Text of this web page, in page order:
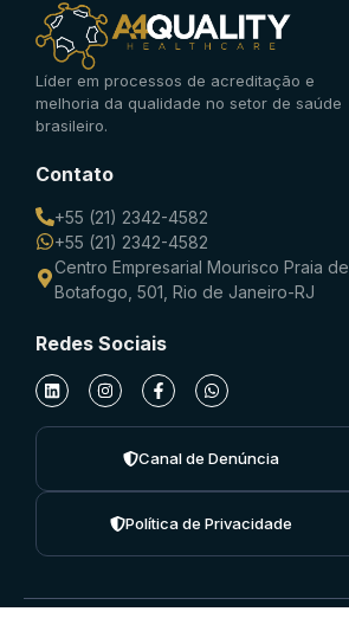
Líder em processos de acreditação e
melhoria da qualidade no setor de saúde
brasileiro.
Contato
+55 (21) 2342-4582
+55 (21) 2342-4582
Centro Empresarial Mourisco Praia de
Botafogo, 501, Rio de Janeiro-RJ
Redes Sociais
Canal de Denúncia
Política de Privacidade